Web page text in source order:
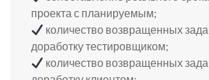
проекта с планируемым;
количество возвращенных
доработку тестировщиком;
количество возвращенных